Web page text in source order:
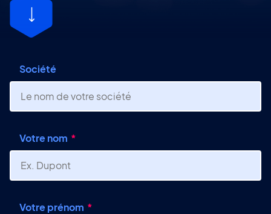
Société
Votre nom
Votre prénom